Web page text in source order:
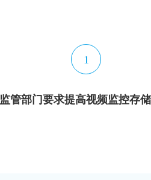
1
监管部门要求提高视频监控存